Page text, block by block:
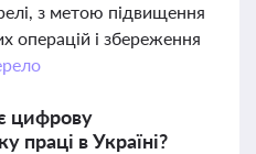
з метою підвищення
операцій і збереження
цифрову
праці в Україні?